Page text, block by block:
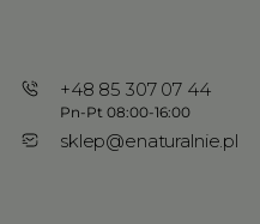
+48 85 307 07 44
Pn-Pt 08:00-16:00
sklep@enaturalnie.pl